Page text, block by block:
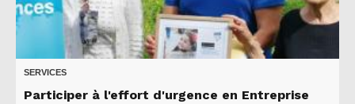
SERVICES
Participer à l'effort d'urgence en Entreprise